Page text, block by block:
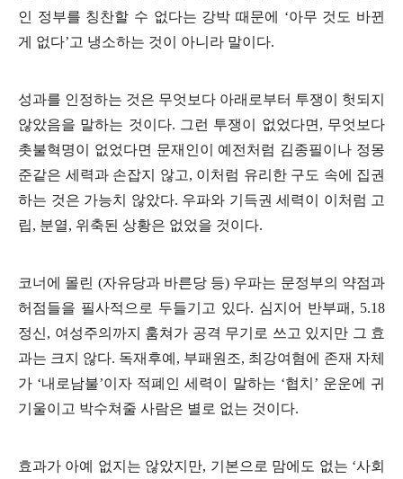
인 정부를 칭찬할 수 없다는 강박 때문에 ‘아무 것도 바뀐
게 없다’고 냉소하는 것이 아니라 말이다.
성과를 인정하는 것은 무엇보다 아래로부터 투쟁이 헛되지
않았음을 말하는 것이다. 그런 투쟁이 없었다면 , 무엇보다
촛불혁명이 없었다면 문재인이 예전처럼 김종필이나 정몽
준같은 세력과 손잡지 않고, 이처럼 유리한 구도 속에 집권
하는 것은 가능치 않았다. 우파와 기득권 세력이 이처럼 고
립, 분열, 위축된 상황은 없었을 것이다.
코너에 몰린 (자유당과 바른당 등) 우파는 문정부의 약점과
허점들을 필사적으로 두들기고 있다. 심지어 반부패 , 5.18
정신, 여성주의까지 훔쳐가 공격 무기로 쓰고 있지만 그 효
과는 크지 않다. 독재후예 , 부패원조, 최강여혐에 존재 자체
가 ‘내로남불’이자 적폐인 세력이 말하는 ‘협치 ’ 운운에 귀
기울이고 박수쳐줄 사람은 별로 없는 것이다.
효과가 아예 없지는 않았지만, 기본으로 맘에도 없는 ‘사회